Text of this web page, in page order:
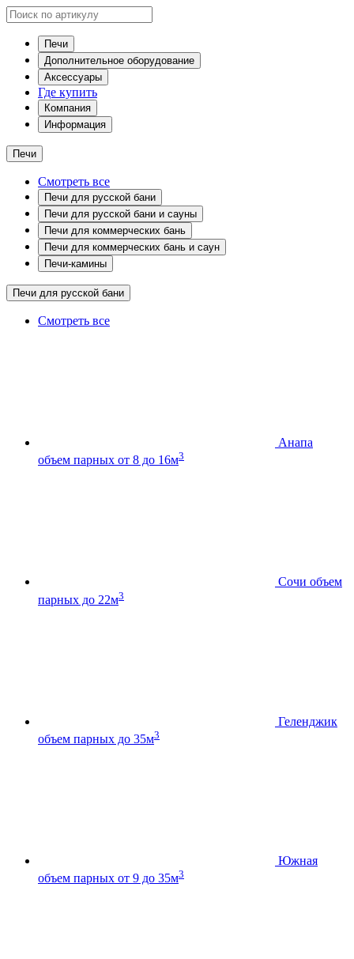
Печи
Дополнительное оборудование
Аксессуары
Где купить
Компания
Информация
Печи
Смотреть все
Печи для русской бани
Печи для русской бани и сауны
Печи для коммерческих бань
Печи для коммерческих бань и саун
Печи-камины
Печи для русской бани
Смотреть все
Анапа
объем парных от 8 до 16м3
Сочи объем
парных до 22м3
Геленджик
объем парных до 35м3
Южная
объем парных от 9 до 35м3